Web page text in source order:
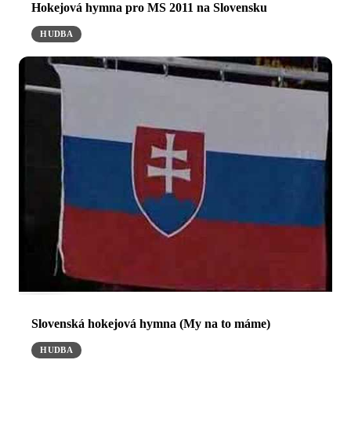
Hokejová hymna pro MS 2011 na Slovensku
HUDBA
Slovenská hokejová hymna (My na to máme)
HUDBA